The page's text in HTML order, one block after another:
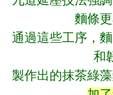
麵條
通過這些工序，
和
製作出的抹茶綠